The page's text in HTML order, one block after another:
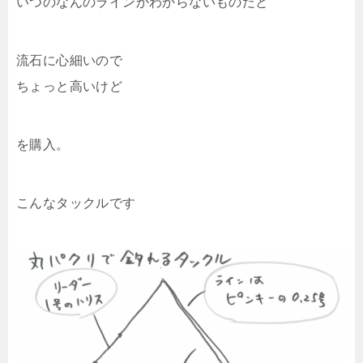
流石に心細いので
ちょっと高いけど
を購入。
こんなタックルです